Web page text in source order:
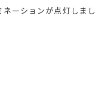
ネーションが点灯しまし